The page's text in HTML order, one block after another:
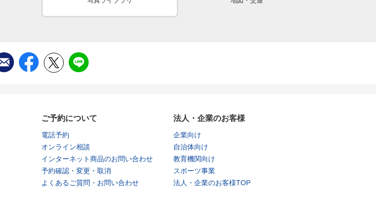
ご予約について
電話予約
オンライン相談
インターネット商品のお問い合わせ
予約確認・変更・取消
よくあるご質問・お問い合わせ
法人・企業のお客様
企業向け
自治体向け
教育機関向け
スポーツ事業
法人・企業のお客様TOP